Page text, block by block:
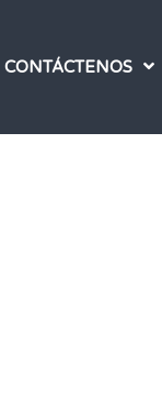
CONTÁCTENOS